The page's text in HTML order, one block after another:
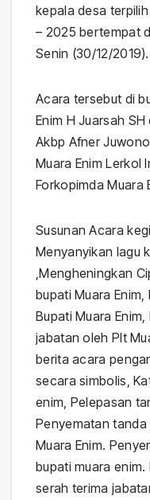
kepala desa
– 2025 bertempat
Senin (30/12/2019).
Acara tersebut di
Enim H Juarsah
Akbp Afner
Muara Enim Lerkol
Forkopimda Muara
Susunan Acara
Menyanyikan lagu
,Mengheningkan
bupati Muara
Bupati Muara
jabatan oleh Plt
berita acara
secara simbolis,
enim, Pelepasan
Penyematan
Muara Enim.
bupati muara
serah terima